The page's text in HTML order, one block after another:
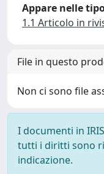
Appare nelle
1.1 Articolo in
File in questo
Non ci sono file
I documenti in
tutti i diritti sono
indicazione.